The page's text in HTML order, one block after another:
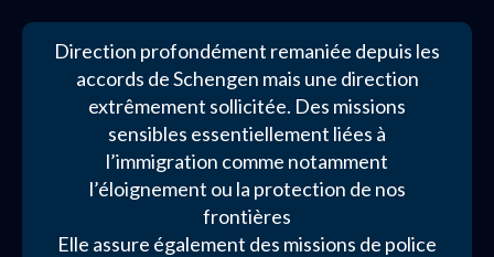
Direction profondément remaniée depuis les
accords de Schengen mais une direction
extrêmement sollicitée. Des missions
sensibles essentiellement liées à
l’immigration comme notamment
l’éloignement ou la protection de nos
frontières
Elle assure également des missions de police